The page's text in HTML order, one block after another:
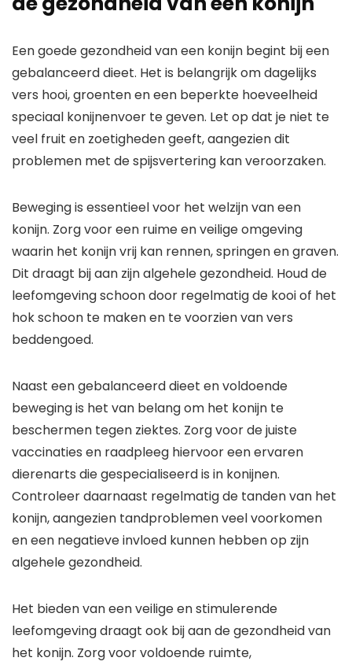
Een goede gezondheid van een konijn begint bij een
gebalanceerd dieet. Het is belangrijk om dagelijks
vers hooi, groenten en een beperkte hoeveelheid
speciaal konijnenvoer te geven. Let op dat je niet te
veel fruit en zoetigheden geeft, aangezien dit
problemen met de spijsvertering kan veroorzaken.
Beweging is essentieel voor het welzijn van een
konijn. Zorg voor een ruime en veilige omgeving
waarin het konijn vrij kan rennen, springen en graven.
Dit draagt bij aan zijn algehele gezondheid. Houd de
leefomgeving schoon door regelmatig de kooi of het
hok schoon te maken en te voorzien van vers
beddengoed.
Naast een gebalanceerd dieet en voldoende
beweging is het van belang om het konijn te
beschermen tegen ziektes. Zorg voor de juiste
vaccinaties en raadpleeg hiervoor een ervaren
dierenarts die gespecialiseerd is in konijnen.
Controleer daarnaast regelmatig de tanden van het
konijn, aangezien tandproblemen veel voorkomen
en een negatieve invloed kunnen hebben op zijn
algehele gezondheid.
Het bieden van een veilige en stimulerende
leefomgeving draagt ook bij aan de gezondheid van
het konijn. Zorg voor voldoende ruimte,